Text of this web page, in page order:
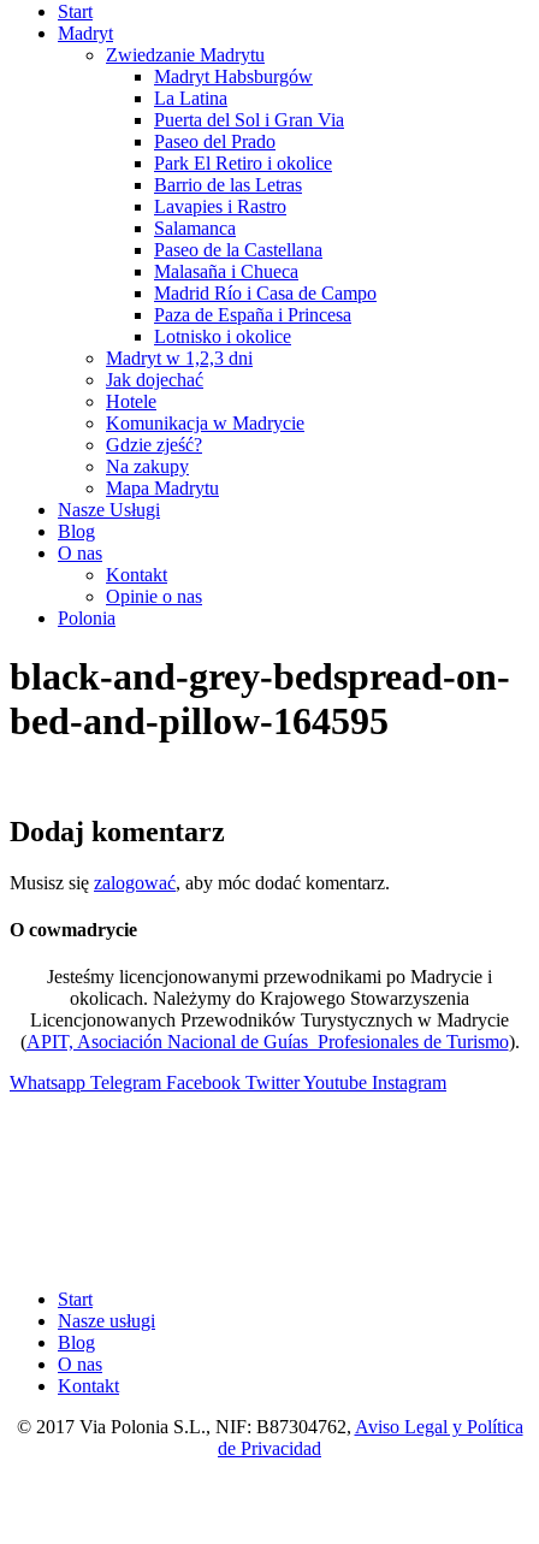
Start
Madryt
Zwiedzanie Madrytu
Madryt Habsburgów
La Latina
Puerta del Sol i Gran Via
Paseo del Prado
Park El Retiro i okolice
Barrio de las Letras
Lavapies i Rastro
Salamanca
Paseo de la Castellana
Malasaña i Chueca
Madrid Río i Casa de Campo
Paza de España i Princesa
Lotnisko i okolice
Madryt w 1,2,3 dni
Jak dojechać
Hotele
Komunikacja w Madrycie
Gdzie zjeść?
Na zakupy
Mapa Madrytu
Nasze Usługi
Blog
O nas
Kontakt
Opinie o nas
Polonia
black-and-grey-bedspread-on-
bed-and-pillow-164595
Dodaj komentarz
Musisz się zalogować, aby móc dodać komentarz.
O cowmadrycie
Jesteśmy licencjonowanymi przewodnikami po Madrycie i
okolicach. Należymy do Krajowego Stowarzyszenia
Licencjonowanych Przewodników Turystycznych w Madrycie
(APIT, Asociación Nacional de Guías Profesionales de Turismo).
Whatsapp Telegram Facebook TwitterYoutube Instagram
Start
Nasze usługi
Blog
O nas
Kontakt
© 2017 Via Polonia S.L., NIF: B87304762, Aviso Legal y Política
de Privacidad